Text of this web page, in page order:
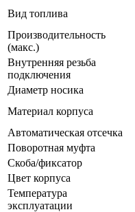
Вид топлива
Производительность
(макс.)
Внутренняя резьба
подключения
Диаметр носика
Материал корпуса
Автоматическая отсечка
Поворотная муфта
Скоба/фиксатор
Цвет корпуса
Температура
эксплуатации